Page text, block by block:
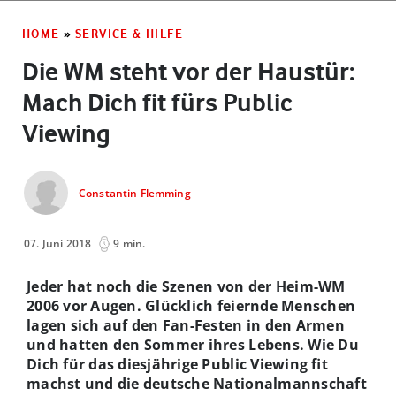
HOME » SERVICE & HILFE
Die WM steht vor der Haustür:
Mach Dich fit fürs Public
Viewing
Constantin Flemming
07. Juni 2018 9 min.
Jeder hat noch die Szenen von der Heim-WM
2006 vor Augen. Glücklich feiernde Menschen
lagen sich auf den Fan-Festen in den Armen
und hatten den Sommer ihres Lebens. Wie Du
Dich für das diesjährige Public Viewing fit
machst und die deutsche Nationalmannschaft